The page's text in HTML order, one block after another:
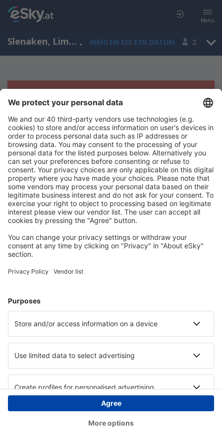
Menü
Slenaken, Limburg, Niederlande , WÄHLEN SIE EIN DATUM 2
Es tut uns leid, wir können keine
Ergebnisse aufzeigen
Bitte starten Sie Ihre Suche erneut mit anderen Suchkriterien.
Copyright © eSky.at. Alle Rechte vorbehalten.